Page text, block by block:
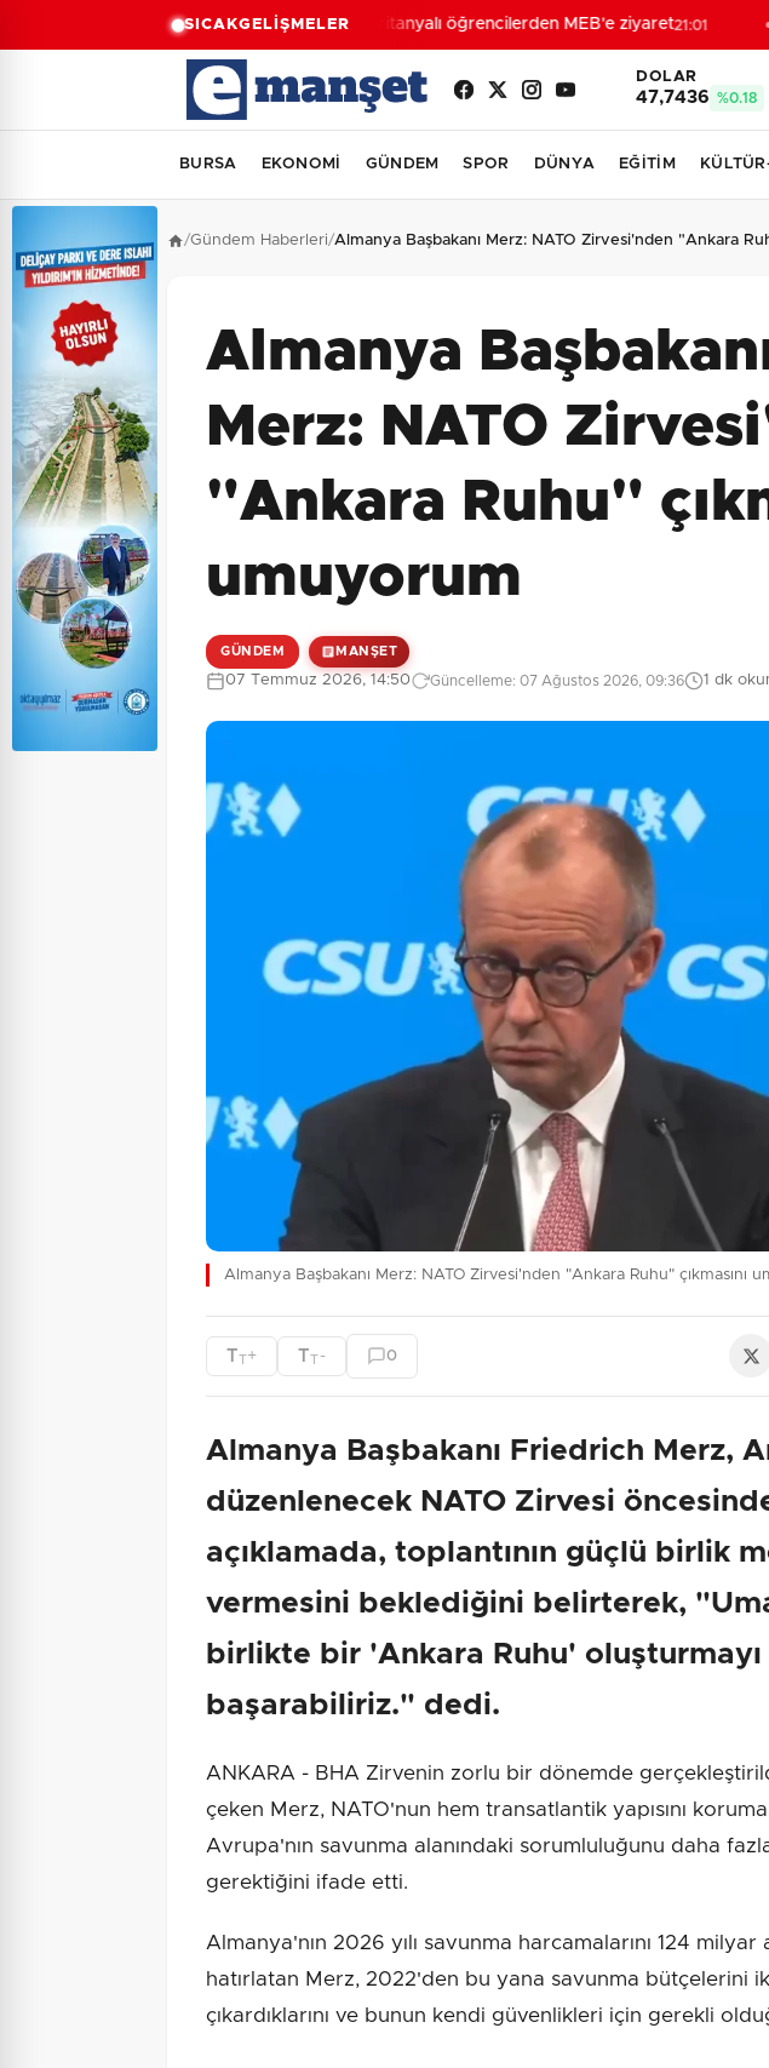
SICAKGELİŞMELERMoritanyalı öğrencilerden MEB'e ziyaret21:01
DOLAR
47,7436 %0.18
BURSA EKONOMİ GÜNDEM SPOR DÜNYA EĞİTİM
/Gündem Haberleri/Almanya Başbakanı Merz: NATO Zirvesi'nden "Ankara
Almanya
Merz: NATO
"Ankara Ruhu"
umuyorum
GÜNDEM MANŞET
07 Temmuz 2026, 14:50 Güncelleme: 07 Ağustos 2026, 09:36 1 dk
Almanya Başbakanı Merz: NATO Zirvesi'nden "Ankara Ruhu" çıkmasını
TT+ TT - 0
Almanya Başbakanı Friedrich Merz,
düzenlenecek NATO Zirvesi
açıklamada, toplantının güçlü birlik
vermesini beklediğini belirterek,
birlikte bir 'Ankara Ruhu' oluşturmayı
başarabiliriz." dedi.
ANKARA - BHA Zirvenin zorlu bir dönemde
çeken Merz, NATO'nun hem transatlantik yapısını
Avrupa'nın savunma alanındaki sorumluluğunu daha
gerektiğini ifade etti.
Almanya'nın 2026 yılı savunma harcamalarını 124 milyar
hatırlatan Merz, 2022'den bu yana savunma bütçelerini
çıkardıklarını ve bunun kendi güvenlikleri için gerekli